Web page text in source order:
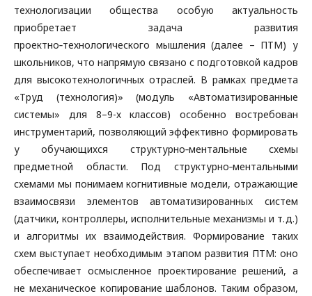
технологизации общества особую актуальность
приобретает задача развития
проектно‑технологического мышления (далее – ПТМ) у
школьников, что напрямую связано с подготовкой кадров
для высокотехнологичных отраслей. В рамках предмета
«Труд (технология)» (модуль «Автоматизированные
системы» для 8–9-х классов) особенно востребован
инструментарий, позволяющий эффективно формировать
у обучающихся структурно‑ментальные схемы
предметной области. Под структурно‑ментальными
схемами мы понимаем когнитивные модели, отражающие
взаимосвязи элементов автоматизированных систем
(датчики, контроллеры, исполнительные механизмы и т. д.)
и алгоритмы их взаимодействия. Формирование таких
схем выступает необходимым этапом развития ПТМ: оно
обеспечивает осмысленное проектирование решений, а
не механическое копирование шаблонов. Таким образом,